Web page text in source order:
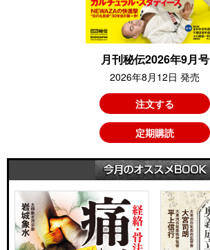
月刊秘伝2026年9月号
2026年8月12日 発売
注文する
定期購読